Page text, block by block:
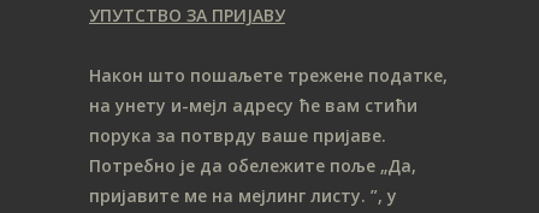
УПУТСТВО ЗА ПРИЈАВУ
Након што пошаљете трежене податке,
на унету и-мејл адресу ће вам стићи
порука за потврду ваше пријаве.
Потребно је да обележите поље „Да,
пријавите ме на мeјлинг листу. ”, у